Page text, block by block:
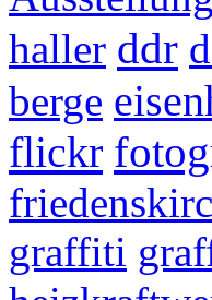
haller ddr
berge
flickr
graffiti